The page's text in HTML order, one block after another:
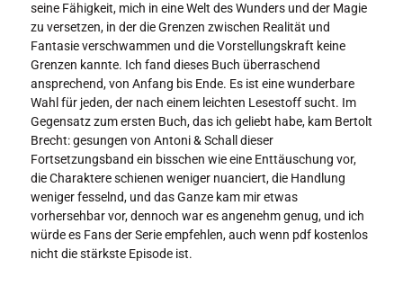
seine Fähigkeit, mich in eine Welt des Wunders und der Magie
zu versetzen, in der die Grenzen zwischen Realität und
Fantasie verschwammen und die Vorstellungskraft keine
Grenzen kannte. Ich fand dieses Buch überraschend
ansprechend, von Anfang bis Ende. Es ist eine wunderbare
Wahl für jeden, der nach einem leichten Lesestoff sucht. Im
Gegensatz zum ersten Buch, das ich geliebt habe, kam Bertolt
Brecht: gesungen von Antoni & Schall dieser
Fortsetzungsband ein bisschen wie eine Enttäuschung vor,
die Charaktere schienen weniger nuanciert, die Handlung
weniger fesselnd, und das Ganze kam mir etwas
vorhersehbar vor, dennoch war es angenehm genug, und ich
würde es Fans der Serie empfehlen, auch wenn pdf kostenlos
nicht die stärkste Episode ist.